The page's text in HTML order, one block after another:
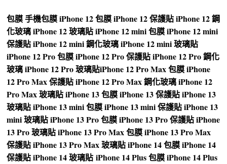
包膜手機包膜iPhone 12 包膜iPhone 12 保護貼iPhone 12 鋼
化玻璃iPhone 12 玻璃貼iPhone 12 mini 包膜iPhone 12 mini
保護貼iPhone 12 mini 鋼化玻璃iPhone 12 mini 玻璃貼
iPhone 12 Pro 包膜iPhone 12 Pro 保護貼iPhone 12 Pro 鋼化
玻璃iPhone 12 Pro 玻璃貼iPhone 12 Pro Max 包膜iPhone
12 Pro Max 保護貼iPhone 12 Pro Max 鋼化玻璃iPhone 12
Pro Max 玻璃貼iPhone 13 包膜iPhone 13 保護貼iPhone 13
玻璃貼iPhone 13 mini 包膜iPhone 13 mini 保護貼iPhone 13
mini 玻璃貼iPhone 13 Pro 包膜iPhone 13 Pro 保護貼iPhone
13 Pro 玻璃貼iPhone 13 Pro Max 包膜iPhone 13 Pro Max
保護貼iPhone 13 Pro Max 玻璃貼iPhone 14 包膜iPhone 14
保護貼iPhone 14 玻璃貼iPhone 14 Plus 包膜iPhone 14 Plus